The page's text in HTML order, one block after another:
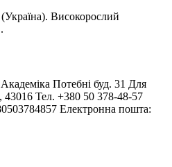
Високорослий
Потебні буд. 31 Для
43016 Тел. +380 50 378-48-57
Електронна пошта: